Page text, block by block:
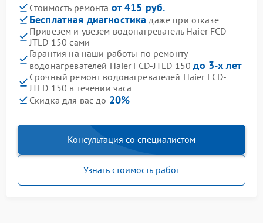
Стоимость ремонта от 415 руб.
Бесплатная диагностика даже при отказе
Привезем и увезем водонагреватель Haier FCD-
JTLD 150 сами
Гарантия на наши работы по ремонту
водонагревателей Haier FCD-JTLD 150до 3-х лет
Срочный ремонт водонагревателей Haier FCD-
JTLD 150 в течении часа
Скидка для вас до 20%
Консультация со специалистом
Узнать стоимость работ